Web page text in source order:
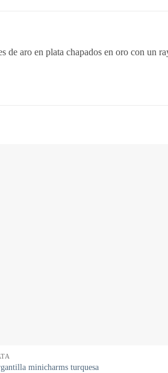
de aro en plata chapados en oro con un
minicharms turquesa